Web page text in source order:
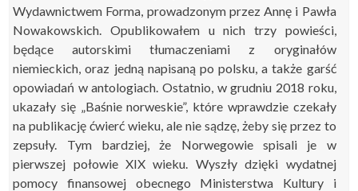
Wydawnictwem Forma, prowadzonym przez Annę i Pawła
Nowakowskich. Opublikowałem u nich trzy powieści,
będące autorskimi tłumaczeniami z oryginałów
niemieckich, oraz jedną napisaną po polsku, a także garść
opowiadań w antologiach. Ostatnio, w grudniu 2018 roku,
ukazały się „Baśnie norweskie”, które wprawdzie czekały
na publikację ćwierć wieku, ale nie sądzę, żeby się przez to
zepsuły. Tym bardziej, że Norwegowie spisali je w
pierwszej połowie XIX wieku. Wyszły dzięki wydatnej
pomocy finansowej obecnego Ministerstwa Kultury i